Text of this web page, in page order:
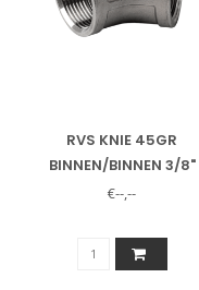
RVS KNIE 45GR
BINNEN/BINNEN 3/8"
€--,--